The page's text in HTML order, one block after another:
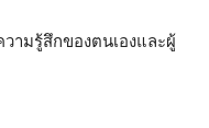
ามรู้สึกของตนเองและผู้